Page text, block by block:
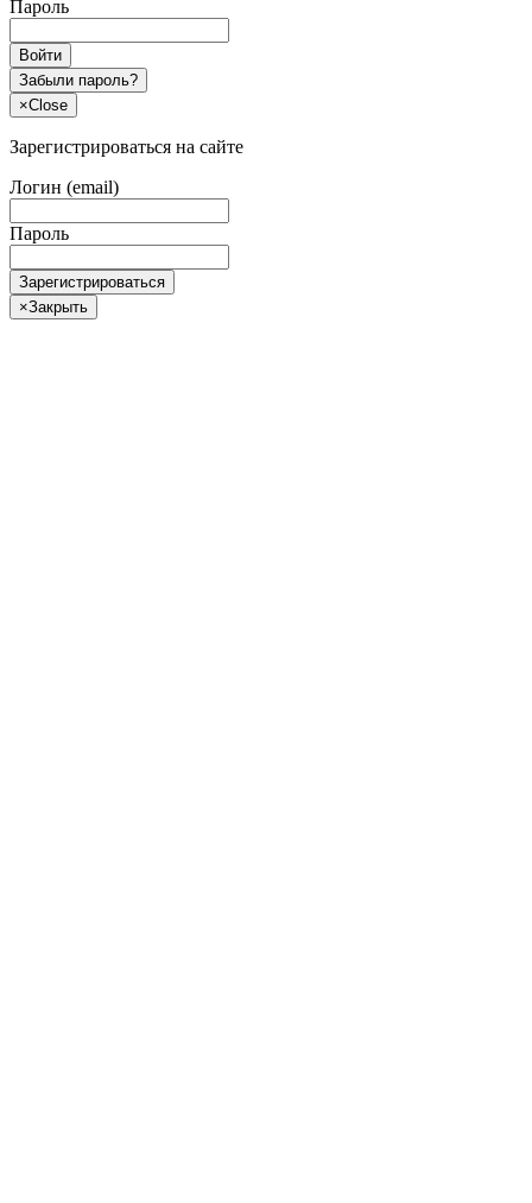
Пароль
Войти
Забыли пароль?
×Close
Зарегистрироваться на сайте
Логин (email)
Пароль
Зарегистрироваться
×Закрыть